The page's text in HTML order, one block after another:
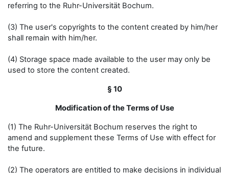
referring to the Ruhr-Universität Bochum.
(3) The user's copyrights to the content created by him/her
shall remain with him/her.
(4) Storage space made available to the user may only be
used to store the content created.
§ 10
Modification of the Terms of Use
(1) The Ruhr-Universität Bochum reserves the right to
amend and supplement these Terms of Use with effect for
the future.
(2) The operators are entitled to make decisions in individual